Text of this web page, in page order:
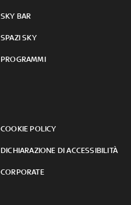
SKY BAR
SPAZI SKY
PROGRAMMI
COOKIE POLICY
DICHIARAZIONE DI ACCESSIBILITÀ
CORPORATE